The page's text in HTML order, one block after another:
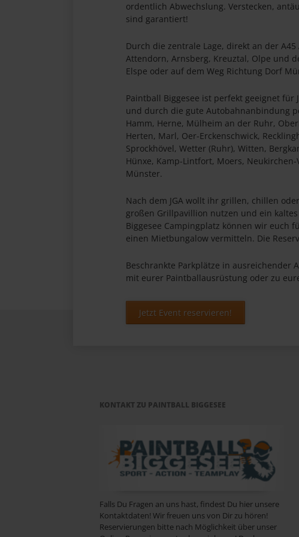
ordentlich Abwechslung. Verstecken,
sind garantiert!
Durch die zentrale Lage, direkt an der
Attendorn, Arnsberg, Kreuztal, Olpe und
Elspe oder auf dem Weg Richtung Dorf
Paintball Biggesee ist perfekt geeignet
und durch die gute Autobahnanbindung
Hamm, Herne, Mülheim an der Ruhr,
Herten, Marl, Oer-Erckenschwick,
Sprockhövel, Wetter (Ruhr), Witten,
Hünxe, Kamp-Lintfort, Moers,
Münster.
Nach dem JGA wollt ihr grillen, chillen
großen Grillpavillion nutzen und ein
Biggesee Campingplatz können wir euch
einen Mietbungalow vermitteln. Die
Beschrankte Parkplätze in ausreichender
mit eurer Paintballausrüstung oder zu
Jetzt Event reservieren!
KONTAKT ZU PAINTBALL BIGGESEE
Falls Du Fragen an uns hast, findest Du hier unsere
Kontaktdaten! Wir freuen uns von Dir zu hören!
Reservierungen bitte nach Möglichkeit über unser